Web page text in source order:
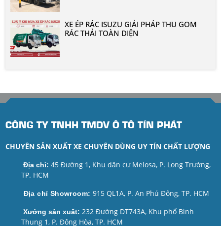
XE ÉP RÁC ISUZU GIẢI PHÁP THU GOM
RÁC THẢI TOÀN DIỆN
CÔNG TY TNHH TMDV Ô TÔ TÍN PHÁT
CHUYÊN SẢN XUẤT XE CHUYÊN DÙNG UY TÍN CHẤT LƯỢNG
Địa chỉ: 45 Đường 1, Khu dân cư Melosa, P. Long Trường,
TP. HCM
Địa chỉ Showroom: 915 QL1A, P. An Phú Đông, TP. HCM
Xưởng sản xuất: 232 Đường DT743A, Khu phố Bình
Thung 1, P. Đông Hòa, TP. HCM